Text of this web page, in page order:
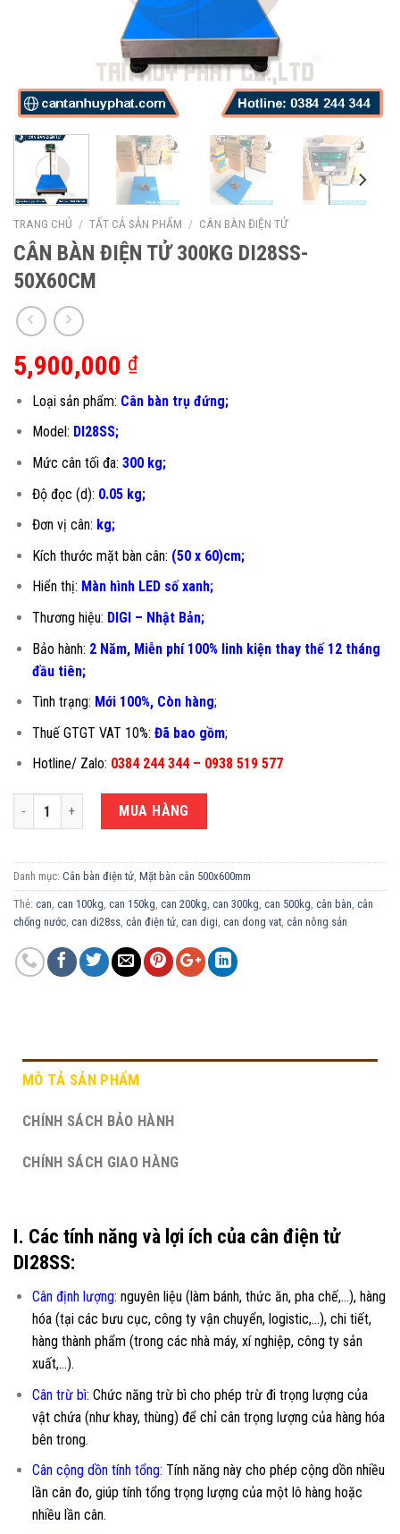
TRANG CHỦ / TẤT CẢ SẢN PHẨM / CÂN BÀN ĐIỆN TỬ
CÂN BÀN ĐIỆN TỬ 300KG DI28SS-
50X60CM
5,900,000 ₫
Loại sản phẩm: Cân bàn trụ đứng;
Model: DI28SS;
Mức cân tối đa: 300 kg;
Độ đọc (d): 0.05 kg;
Đơn vị cân: kg;
Kích thước mặt bàn cân: (50 x 60)cm;
Hiển thị: Màn hình LED số xanh;
Thương hiệu: DIGI – Nhật Bản;
Bảo hành: 2 Năm, Miễn phí 100% linh kiện thay thế 12 tháng
đầu tiên;
Tình trạng: Mới 100%, Còn hàng;
Thuế GTGT VAT 10%: Đã bao gồm;
Hotline/ Zalo: 0384 244 344 – 0938 519 577
CÂN BÀN ĐIỆN TỬ 300KG DI28SS-50X60CM số lượng
MUA HÀNG
Danh mục: Cân bàn điện tử, Mặt bàn cân 500x600mm
Thẻ: can, can 100kg, can 150kg, can 200kg, can 300kg, can 500kg, cân bàn, cân
chống nước, can di28ss, cân điện tử, can digi, can dong vat, cân nông sản
MÔ TẢ SẢN PHẨM
CHÍNH SÁCH BẢO HÀNH
CHÍNH SÁCH GIAO HÀNG
I. Các tính năng và lợi ích của cân điện tử
DI28SS:
Cân định lượng: nguyên liệu (làm bánh, thức ăn, pha chế,…), hàng
hóa (tại các bưu cục, công ty vận chuyển, logistic,…), chi tiết,
hàng thành phẩm (trong các nhà máy, xí nghiệp, công ty sản
xuất,…).
Cân trừ bì: Chức năng trừ bì cho phép trừ đi trọng lượng của
vật chứa (như khay, thùng) để chỉ cân trọng lượng của hàng hóa
bên trong.
Cân cộng dồn tính tổng: Tính năng này cho phép cộng dồn nhiều
lần cân đo, giúp tính tổng trọng lượng của một lô hàng hoặc
nhiều lần cân.